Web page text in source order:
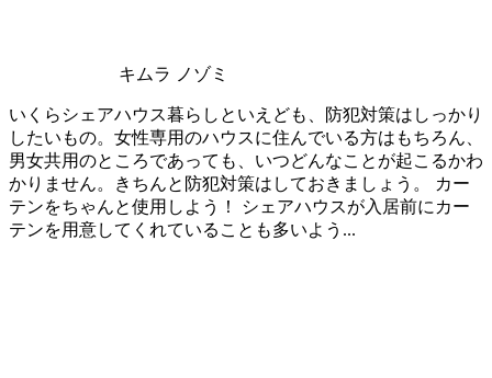
キムラ ノゾミ
いくらシェアハウス暮らしといえども、防犯対策はしっかり
したいもの。女性専用のハウスに住んでいる方はもちろん、
男女共用のところであっても、いつどんなことが起こるかわ
かりません。きちんと防犯対策はしておきましょう。 カー
テンをちゃんと使用しよう！ シェアハウスが入居前にカー
テンを用意してくれていることも多いよう...